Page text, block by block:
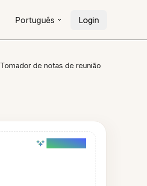
Português Login
Tomador de notas de reunião
AI powered